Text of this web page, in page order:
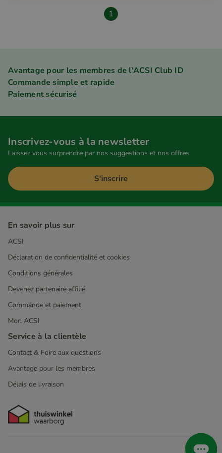
1
Avantage pour les membres de l'ACSI Club ID
Commande simple et rapide
Paiement sécurisé
Inscrivez-vous à la newsletter
Laissez vous surprendre par nos suggestions et nos offres
S'inscrire
En savoir plus sur
ACSI
Déclaration de confidentialité et cookies
Conditions générales
Devenez partenaire affilié
Commande et paiement
Mon ACSI
Service à la clientèle
Contact & Foire aux questions
Avantage pour les membres
Délais de livraison